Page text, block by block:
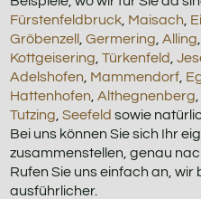
Fürstenfeldbruck Maisach
Gröbenzell ,Germering ,Alling
Kottgeisering ,Türkenfeld ,
Adelshofen Mammendorf
Hattenhofen ,Althegnenberg
Tutzing ,Seefeld sowie
Bei uns können Sie sich Ihr
zusammenstellen, genau
Rufen Sie uns einfach an,
ausführlicher.